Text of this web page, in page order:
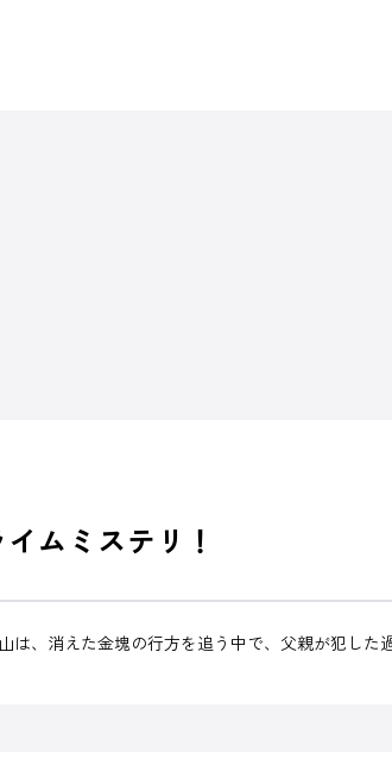
ムミステリ！
、消えた金塊の行方を追う中で、父親が犯した